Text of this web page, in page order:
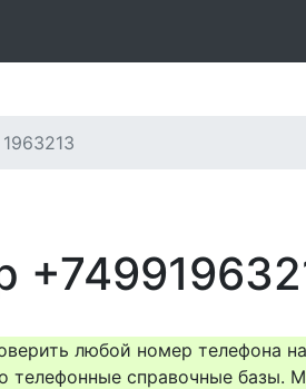
любой номер телефона
телефонные справочные базы.